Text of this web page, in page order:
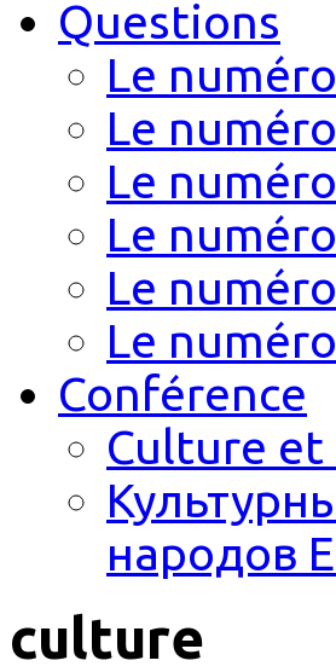
Questions
Le
Le
Le
Le
Le
Le
Conférence
Culture et
народов
culture